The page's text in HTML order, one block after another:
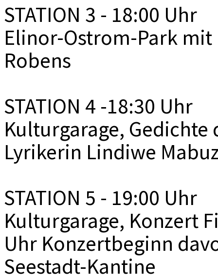
STATION 3 - 18:00 Uhr
Elinor-Ostrom-Park
Robens
STATION 4 -18:30 Uhr
Kulturgarage,
Lyrikerin Lindiwe
STATION 5 - 19:00 Uhr
Kulturgarage, Konzert
Uhr Konzertbeginn
Seestadt-Kantine